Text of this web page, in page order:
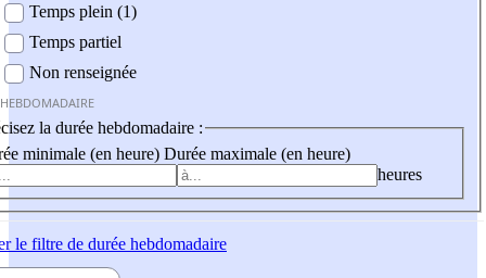
Temps plein (1)
Temps partiel
Non renseignée
la durée hebdomadaire :
minimale (en heure) Durée maximale (en heure)
heures
le filtre de durée hebdomadaire